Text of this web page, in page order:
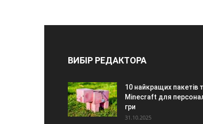
ВИБІР РЕДАКТОРА
10 найкращих пакетів
Minecraft для
гри
31.10.2025